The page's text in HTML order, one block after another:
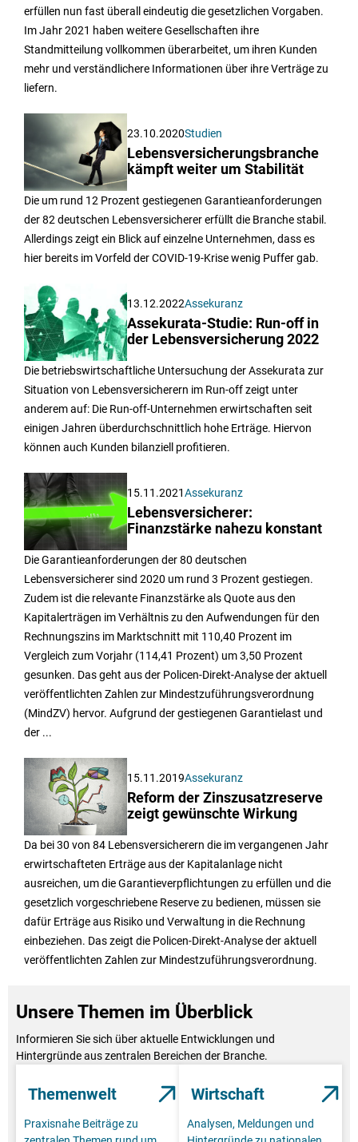
erfüllen nun fast überall eindeutig die gesetzlichen Vorgaben.
Im Jahr 2021 haben weitere Gesellschaften ihre
Standmitteilung vollkommen überarbeitet, um ihren Kunden
mehr und verständlichere Informationen über ihre Verträge zu
liefern.
23.10.2020Studien
Lebensversicherungsbranche
kämpft weiter um Stabilität
Die um rund 12 Prozent gestiegenen Garantieanforderungen
der 82 deutschen Lebensversicherer erfüllt die Branche stabil.
Allerdings zeigt ein Blick auf einzelne Unternehmen, dass es
hier bereits im Vorfeld der COVID-19-Krise wenig Puffer gab.
13.12.2022Assekuranz
Assekurata-Studie: Run-off in
der Lebensversicherung 2022
Die betriebswirtschaftliche Untersuchung der Assekurata zur
Situation von Lebensversicherern im Run-off zeigt unter
anderem auf: Die Run-off-Unternehmen erwirtschaften seit
einigen Jahren überdurchschnittlich hohe Erträge. Hiervon
können auch Kunden bilanziell profitieren.
15.11.2021Assekuranz
Lebensversicherer:
Finanzstärke nahezu konstant
Die Garantieanforderungen der 80 deutschen
Lebensversicherer sind 2020 um rund 3 Prozent gestiegen.
Zudem ist die relevante Finanzstärke als Quote aus den
Kapitalerträgen im Verhältnis zu den Aufwendungen für den
Rechnungszins im Marktschnitt mit 110,40 Prozent im
Vergleich zum Vorjahr (114,41 Prozent) um 3,50 Prozent
gesunken. Das geht aus der Policen-Direkt-Analyse der aktuell
veröffentlichten Zahlen zur Mindestzuführungsverordnung
(MindZV) hervor. Aufgrund der gestiegenen Garantielast und
der ...
15.11.2019Assekuranz
Reform der Zinszusatzreserve
zeigt gewünschte Wirkung
Da bei 30 von 84 Lebensversicherern die im vergangenen Jahr
erwirtschafteten Erträge aus der Kapitalanlage nicht
ausreichen, um die Garantieverpflichtungen zu erfüllen und die
gesetzlich vorgeschriebene Reserve zu bedienen, müssen sie
dafür Erträge aus Risiko und Verwaltung in die Rechnung
einbeziehen. Das zeigt die Policen-Direkt-Analyse der aktuell
veröffentlichten Zahlen zur Mindestzuführungsverordnung.
Unsere Themen im Überblick
Informieren Sie sich über aktuelle Entwicklungen und
Hintergründe aus zentralen Bereichen der Branche.
Themenwelt
Praxisnahe Beiträge zu
Wirtschaft
Analysen, Meldungen und